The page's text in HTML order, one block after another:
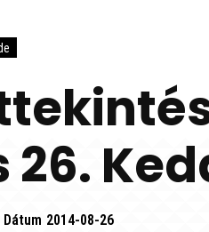
Dátum 2014-08-26